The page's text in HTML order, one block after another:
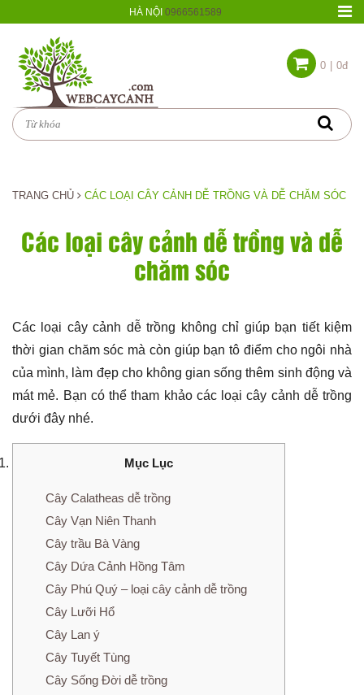
HÀ NỘI 0966561589
0 0đ
TRANG CHỦ CÁC LOẠI CÂY CẢNH DỄ TRỒNG VÀ DỄ CHĂM SÓC
Các loại cây cảnh dễ trồng và dễ
chăm sóc
Các loại cây cảnh dễ trồng không chỉ giúp bạn tiết kiệm
thời gian chăm sóc mà còn giúp bạn tô điểm cho ngôi nhà
của mình, làm đẹp cho không gian sống thêm sinh động và
mát mẻ. Bạn có thể tham khảo các loại cây cảnh dễ trồng
dưới đây nhé.
Mục Lục
Cây Calatheas dễ trồng
Cây Vạn Niên Thanh
Cây trầu Bà Vàng
Cây Dứa Cảnh Hồng Tâm
Cây Phú Quý – loại cây cảnh dễ trồng
Cây Lưỡi Hổ
Cây Lan ý
Cây Tuyết Tùng
Cây Sống Đời dễ trồng